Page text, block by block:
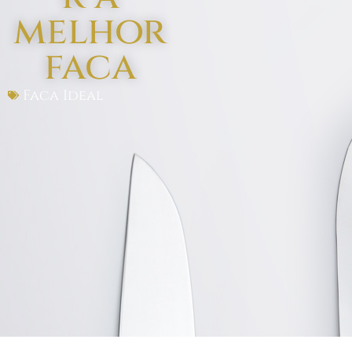
melhor
faca
Faca Ideal